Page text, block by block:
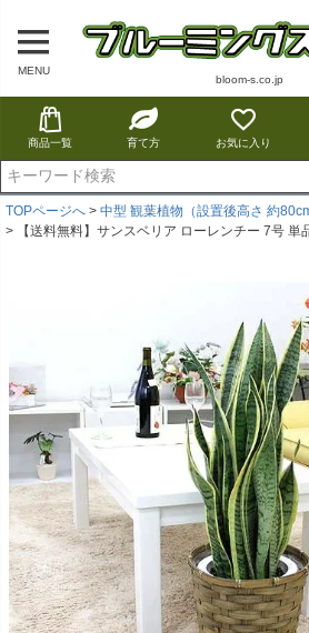
MENU
bloom-s.co.jp
商品一覧 育て方 お気に入り
TOPページへ
中型 観葉植物（設置後高さ 約
【送料無料】サンスベリア ローレンチー 7号 単